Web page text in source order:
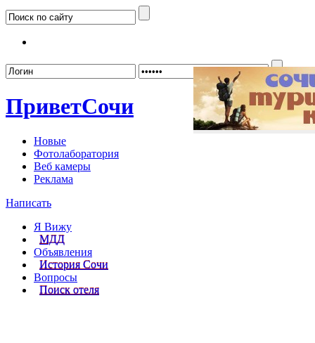
ПриветСочи
Новые
Фотолаборатория
Веб камеры
Реклама
Написать
Я Вижу
МДД
Объявления
История Сочи
Вопросы
Поиск отеля